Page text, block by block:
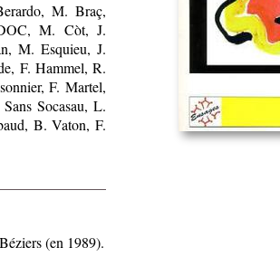
M. Braç,
M. Còt, J.
M. Esquieu, J.
F. Hammel, R.
F. Martel,
Socasau, L.
B. Vaton, F.
(en 1989).